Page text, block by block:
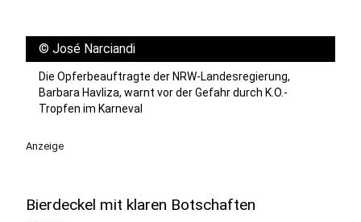
© José Narciandi
Die Opferbeauftragte der NRW-Landesregierung,
Barbara Havliza, warnt vor der Gefahr durch K.O.-
Tropfen im Karneval
Anzeige
Bierdeckel mit klaren Botschaften